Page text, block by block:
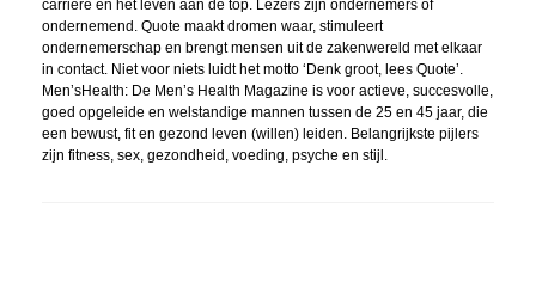
carrière en het leven aan de top. Lezers zijn ondernemers of
ondernemend. Quote maakt dromen waar, stimuleert
ondernemerschap en brengt mensen uit de zakenwereld met elkaar
in contact. Niet voor niets luidt het motto ‘Denk groot, lees Quote’.
Men’sHealth: De Men’s Health Magazine is voor actieve, succesvolle,
goed opgeleide en welstandige mannen tussen de 25 en 45 jaar, die
een bewust, fit en gezond leven (willen) leiden. Belangrijkste pijlers
zijn fitness, sex, gezondheid, voeding, psyche en stijl.